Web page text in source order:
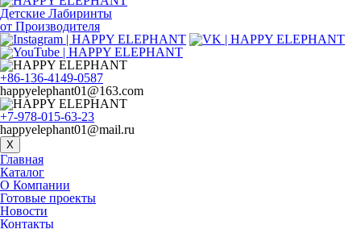
Детские Лабиринты
от Производителя
+86-136-4149-0587
happyelephant01@163.com
+7-978-015-63-23
happyelephant01@mail.ru
X
Главная
Каталог
О Компании
Готовые проекты
Новости
Контакты